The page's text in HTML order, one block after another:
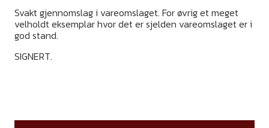
Svakt gjennomslag i vareomslaget. For øvrig et meget
velholdt eksemplar hvor det er sjelden vareomslaget er i
god stand.
SIGNERT.